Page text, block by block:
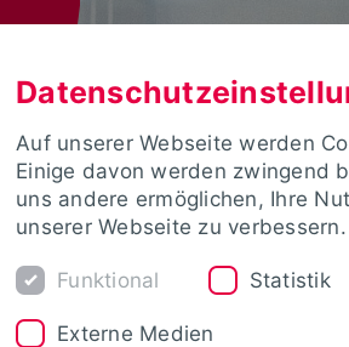
Auf unserer Webseite werden
Einige davon werden zwingend
uns andere ermöglichen, Ihre
unserer Webseite zu verbessern.
Funktional Statistik
Externe Medien